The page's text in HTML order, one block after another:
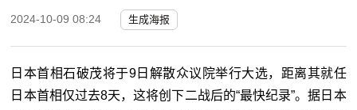
2024-10-09 08:24 生成海报
日本首相石破茂将于9日解散众议院举行大选，距离其就任
日本首相仅过去8天，这将创下二战后的“最快纪录”。据日本